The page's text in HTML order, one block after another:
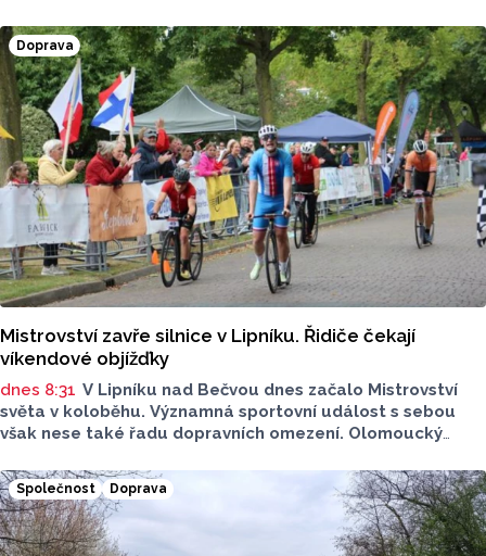
ve Služíně i ulice Krokova, Česká a Ruská. Nově začíná
také uzavírka silnice II/367. Máme pro vás přehled
dopravních informací.
Doprava
Mistrovství zavře silnice v Lipníku. Řidiče čekají
víkendové objížďky
dnes 8:31 V Lipníku nad Bečvou dnes začalo Mistrovství
světa v koloběhu. Významná sportovní událost s sebou
však nese také řadu dopravních omezení. Olomoucký
si dát pozor?
Společnost Doprava